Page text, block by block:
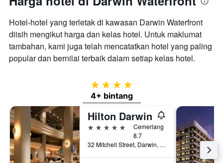
Hotel-hotel yang terletak di kawasan Darwin Waterfront
diisih mengikut harga dan kelas hotel. Untuk maklumat
tambahan, kami juga telah mencatatkan hotel yang paling
popular dan bernilai terbaik dalam setiap kelas hotel.
4 bintang
4+ bintang
Hilton Darwin
5 bintang
Cemerlang
8.7
32 Mitchell Street, Darwin, NT, Australia